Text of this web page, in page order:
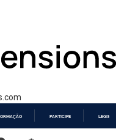
PARTICIPE